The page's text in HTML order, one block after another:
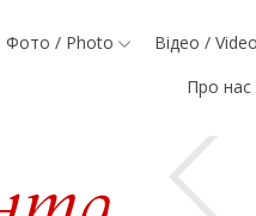
Фото / Photo Відео / Video
Про